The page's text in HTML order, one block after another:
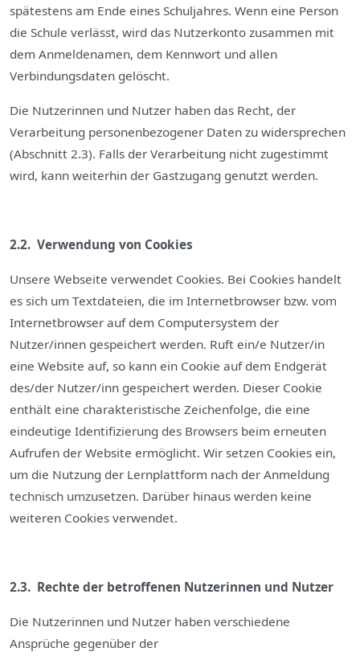
spätestens am Ende eines Schuljahres. Wenn eine Person
die Schule verlässt, wird das Nutzerkonto zusammen mit
dem Anmeldenamen, dem Kennwort und allen
Verbindungsdaten gelöscht.
Die Nutzerinnen und Nutzer haben das Recht, der
Verarbeitung personenbezogener Daten zu widersprechen
(Abschnitt 2.3). Falls der Verarbeitung nicht zugestimmt
wird, kann weiterhin der Gastzugang genutzt werden.
2.2. Verwendung von Cookies
Unsere Webseite verwendet Cookies. Bei Cookies handelt
es sich um Textdateien, die im Internetbrowser bzw. vom
Internetbrowser auf dem Computersystem der
Nutzer/innen gespeichert werden. Ruft ein/e Nutzer/in
eine Website auf, so kann ein Cookie auf dem Endgerät
des/der Nutzer/inn gespeichert werden. Dieser Cookie
enthält eine charakteristische Zeichenfolge, die eine
eindeutige Identifizierung des Browsers beim erneuten
Aufrufen der Website ermöglicht. Wir setzen Cookies ein,
um die Nutzung der Lernplattform nach der Anmeldung
technisch umzusetzen. Darüber hinaus werden keine
weiteren Cookies verwendet.
2.3. Rechte der betroffenen Nutzerinnen und Nutzer
Die Nutzerinnen und Nutzer haben verschiedene
Ansprüche gegenüber der